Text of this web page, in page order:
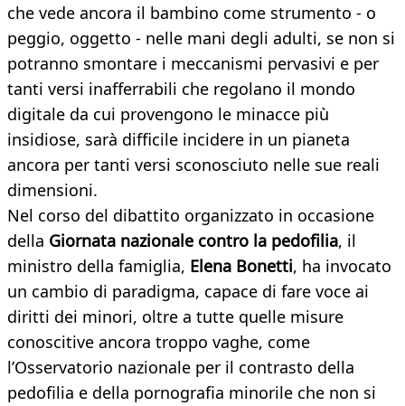
che vede ancora il bambino come strumento - o
peggio, oggetto - nelle mani degli adulti, se non si
potranno smontare i meccanismi pervasivi e per
tanti versi inafferrabili che regolano il mondo
digitale da cui provengono le minacce più
insidiose, sarà difficile incidere in un pianeta
ancora per tanti versi sconosciuto nelle sue reali
dimensioni.
Nel corso del dibattito organizzato in occasione
della Giornata nazionale contro la pedofilia, il
ministro della famiglia, Elena Bonetti, ha invocato
un cambio di paradigma, capace di fare voce ai
diritti dei minori, oltre a tutte quelle misure
conoscitive ancora troppo vaghe, come
l’Osservatorio nazionale per il contrasto della
pedofilia e della pornografia minorile che non si